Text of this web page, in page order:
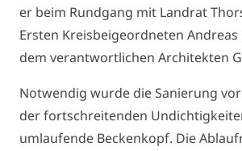
er beim Rundgang mit Landrat
Ersten Kreisbeigeordneten
dem verantwortlichen Architekten
Notwendig wurde die Sanierung
der fortschreitenden
umlaufende Beckenkopf. Die